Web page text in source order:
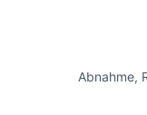
Abnahme,